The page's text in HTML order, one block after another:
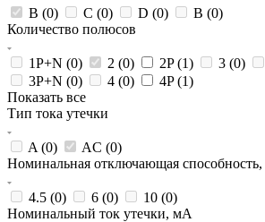
B (0) C (0) D (0) В (0)
Количество полюсов
1P+N (0) 2 (0) 2P (1) 3 (0)
3P+N (0) 4 (0) 4P (1)
Показать все
Тип тока утечки
A (0) AC (0)
Номинальная отключающая
4.5 (0) 6 (0) 10 (0)
Номинальный ток утечки, мА